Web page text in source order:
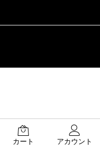
カート アカウント